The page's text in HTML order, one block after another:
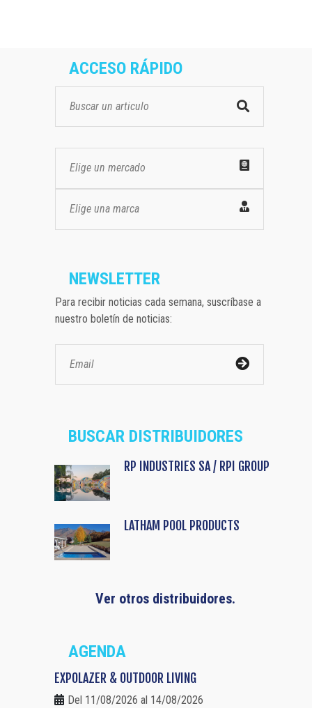
ACCESO RÁPIDO
Elige un mercado
Elige una marca
NEWSLETTER
Para recibir noticias cada semana, suscríbase a
nuestro boletín de noticias:
BUSCAR DISTRIBUIDORES
RP INDUSTRIES SA / RPI GROUP
LATHAM POOL PRODUCTS
Ver otros distribuidores.
AGENDA
EXPOLAZER & OUTDOOR LIVING
Del 11/08/2026 al 14/08/2026